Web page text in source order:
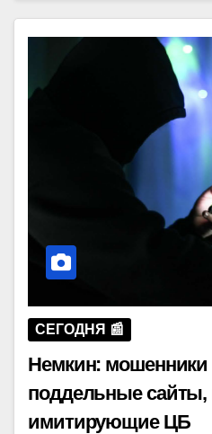
СЕГОДНЯ 📰
Немкин: мошенники
поддельные сайты,
имитирующие ЦБ